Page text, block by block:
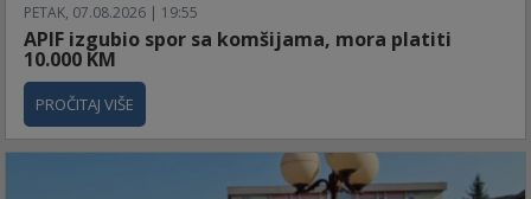
PETAK, 07.08.2026 | 19:55
APIF izgubio spor sa komšijama, mora platiti
10.000 KM
PROČITAJ VIŠE